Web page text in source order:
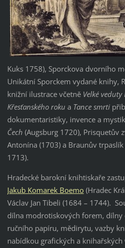
Kuks 1758), Sporckova dvorního
Unikátní Sporckem vydané knihy,
knižní ilustrace včetně Velké veduty
Křesťanského roku a Tance smrti
dokumentaristiky, invence a
Čech (Augsburg 1720), Prisquetův
Antonína (1703) a Braunův trpaslík
1713).
Hradecké barokní knihtiskaře
Jakub Komarek Boemo(Hradec
Václav Jan Tibeli (1684 – 1744).
dílna modrotiskových forem,
ručního papíru, mědirytu, vazby
nabídkou grafických a